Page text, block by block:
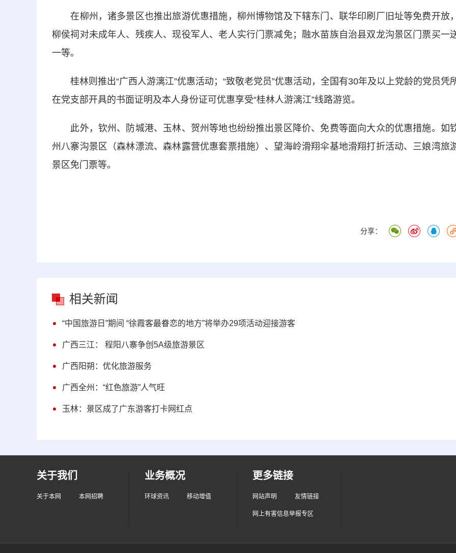
在柳州，诸多景区也推出旅游优惠措施，柳州博物馆及下辖东门、联华印刷厂旧址等免费开放
柳侯祠对未成年人、残疾人、现役军人、老人实行门票减免；融水苗族自治县双龙沟景区门票买一
一等。
桂林则推出“广西人游漓江”优惠活动；“致敬老党员”优惠活动，全国有30年及以上党龄的党员凭
在党支部开具的书面证明及本人身份证可优惠享受“桂林人游漓江”线路游览。
此外，钦州、防城港、玉林、贺州等地也纷纷推出景区降价、免费等面向大众的优惠措施。如
州八寨沟景区（森林漂流、森林露营优惠套票措施）、望海岭滑翔伞基地滑翔打折活动、三娘湾旅
景区免门票等。
分享：
相关新闻
“中国旅游日”期间 “徐霞客最眷恋的地方”将举办29项活动迎接游客
广西三江： 程阳八寨争创5A级旅游景区
广西阳朔：优化旅游服务
广西全州：“红色旅游”人气旺
玉林：景区成了广东游客打卡网红点
关于我们
关于本网 本网招聘
业务概况
环球资讯 移动增值
更多链接
网站声明 友情链接
网上有害信息举报专区